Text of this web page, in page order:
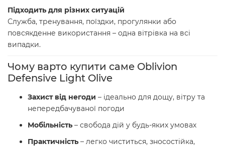
Підходить для різних ситуацій
Служба, тренування, поїздки, прогулянки або
повсякденне використання – одна вітрівка на всі
випадки.
Чому варто купити саме Oblivion
Defensive Light Olive
Захист від негоди – ідеально для дощу, вітру та
непередбачуваної погоди
Мобільність – свобода дій у будь-яких умовах
Практичність – легко чиститься, зносостійка,